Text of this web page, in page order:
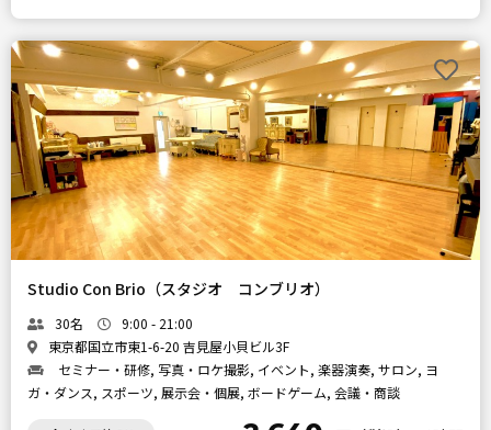
Studio Con Brio（スタジオ コンブリオ）
30名
9:00 - 21:00
東京都国立市東1-6-20 吉見屋小貝ビル3F
セミナー・研修, 写真・ロケ撮影, イベント, 楽器演奏, サロン, ヨ
ガ・ダンス, スポーツ, 展示会・個展, ボードゲーム, 会議・商談